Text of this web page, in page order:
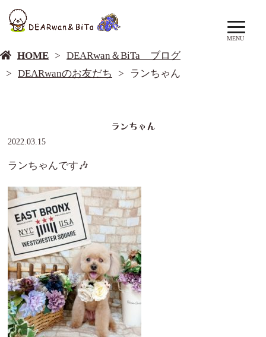
MENU
HOME
DEARwan＆BiTa ブログ
DEARwanのお友だち
ランちゃん
ランちゃん
2022.03.15
ランちゃんです🎶